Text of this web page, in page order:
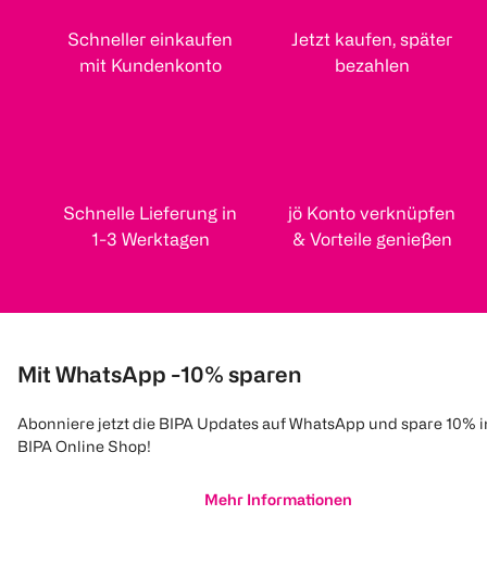
Schneller einkaufen
mit Kundenkonto
Jetzt kaufen, später
bezahlen
Schnelle Lieferung in
1-3 Werktagen
jö Konto verknüpfen
& Vorteile genießen
Mit WhatsApp -10% sparen
Abonniere jetzt die BIPA Updates auf WhatsApp und spare 10%
BIPA Online Shop!
Mehr Informationen